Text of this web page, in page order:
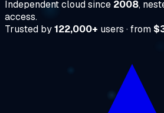
Independent cloud since 2008,
access.
Trusted by122,000+ users · from